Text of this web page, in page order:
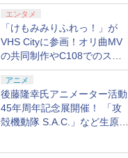
エンタメ
「けもみみりふれっ！」が
VHS Cityに参画！オリ曲MV
の共同制作やC108でのスペ
シャルコラボ広告を掲出
アニメ
後藤隆幸氏アニメーター活動
45年周年記念展開催！ 「攻
殻機動隊 S.A.C.」など生原